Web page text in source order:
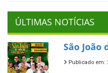
ÚLTIMAS NOTÍCIAS
São João
Publicado em: